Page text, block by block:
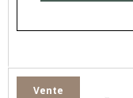
Vente